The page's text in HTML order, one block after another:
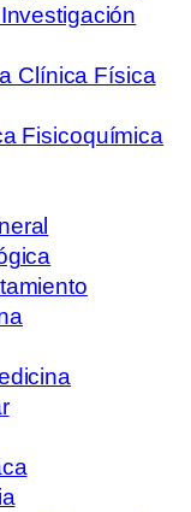
Clínica Física
Fisicoquímica